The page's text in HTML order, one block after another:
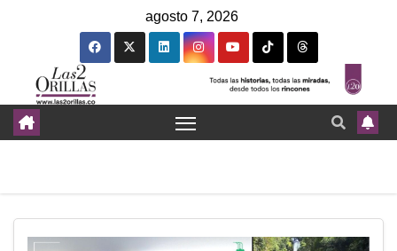
agosto 7, 2026